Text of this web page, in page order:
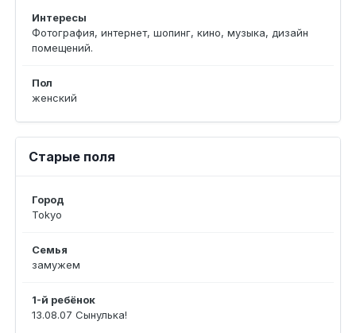
Интересы
Фотография, интернет, шопинг, кино, музыка, дизайн
помещений.
Пол
женский
Старые поля
Город
Tokyo
Семья
замужем
1-й ребёнок
13.08.07 Сынулька!